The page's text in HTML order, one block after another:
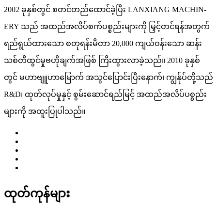
2002 ခုနှစ်တွင် စတင်တည်ထောင်ခဲ့ပြီး LANXIANG MACHIN-
ERY သည် အထည်အလိပ်စက်ပစ္စည်းများကို မြှင့်တင်ရန်အတွက်
ရည်ရွယ်ထားသော စတုရန်းမီတာ 20,000 ကျယ်ဝန်းသော ဆန်း
သစ်တီထွင်မှုဗဟိုချက်အဖြစ် ကြီးထွားလာခဲ့သည်။ 2010 ခုနှစ်
တွင် မဟာဗျူဟာမြောက် အသွင်ပြောင်းပြီးနောက်၊ ကျွန်ုပ်တို့သည်
R&D၊ ထုတ်လုပ်မှုနှင့် စွမ်းဆောင်ရည်မြင့် အထည်အလိပ်ပစ္စည်း
များကို အထူးပြုပါသည်။
ထုတ်ကုန်များ